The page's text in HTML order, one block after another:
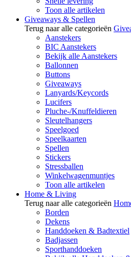
Toon alle artikelen
Giveaways & Spellen
Terug naar alle categorieën
Aanstekers
BIC Aanstekers
Bekijk alle Aanstekers
Ballonnen
Buttons
Giveaways
Lanyards/Keycords
Lucifers
Pluche-/Knuffeldieren
Sleutelhangers
Speelgoed
Speelkaarten
Spellen
Stickers
Stressballen
Winkelwagenmuntjes
Toon alle artikelen
Home & Living
Terug naar alle categorieën
Borden
Dekens
Handdoeken & Badtextiel
Badjassen
Sporthanddoeken